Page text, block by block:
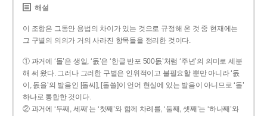
해설
이 조항은 그동안 용법의 차이가 있는 것으로 규정해 온 것 중 현재에는
그 구별의 의의가 거의 사라진 항목들을 정리한 것이다.
① 과거에 ‘돌’은 생일, ‘돐’은 ‘한글 반포 500돐’처럼 ‘주년’의 의미로 세분
해 써 왔다. 그러나 그러한 구별은 인위적이고 불필요할 뿐만 아니라 ‘돐
이, 돐을’의 발음인 [돌씨], [돌쓸]이 언어 현실에 있는 발음이 아니므로 ‘돌’
하나로 통합한 것이다.
② 과거에 ‘두째, 세째’는 ‘첫째’와 함께 차례를, ‘둘째, 셋째’는 ‘하나째’와